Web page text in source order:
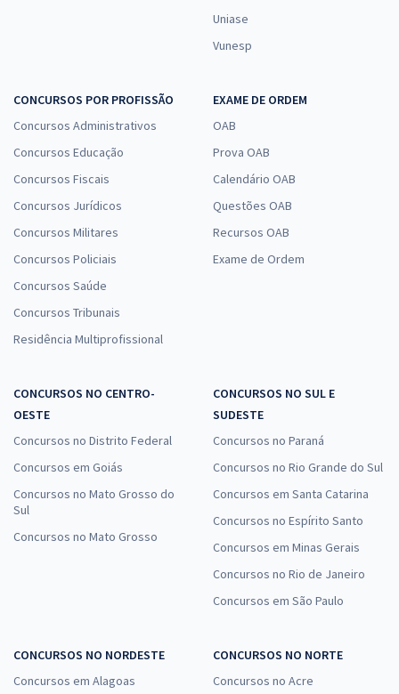
Uniase
Vunesp
CONCURSOS POR PROFISSÃO
Concursos Administrativos
Concursos Educação
Concursos Fiscais
Concursos Jurídicos
Concursos Militares
Concursos Policiais
Concursos Saúde
Concursos Tribunais
Residência Multiprofissional
EXAME DE ORDEM
OAB
Prova OAB
Calendário OAB
Questões OAB
Recursos OAB
Exame de Ordem
CONCURSOS NO CENTRO-
OESTE
Concursos no Distrito Federal
Concursos em Goiás
Concursos no Mato Grosso do
Sul
Concursos no Mato Grosso
CONCURSOS NO SUL E
SUDESTE
Concursos no Paraná
Concursos no Rio Grande do Sul
Concursos em Santa Catarina
Concursos no Espírito Santo
Concursos em Minas Gerais
Concursos no Rio de Janeiro
Concursos em São Paulo
CONCURSOS NO NORDESTE
Concursos em Alagoas
CONCURSOS NO NORTE
Concursos no Acre